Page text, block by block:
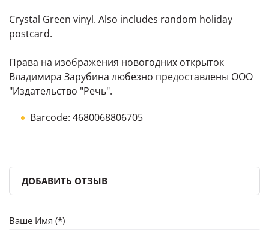
Crystal Green vinyl. Also includes random holiday
postcard.
Права на изображения новогодних открыток
Владимира Зарубина любезно предоставлены ООО
"Издательство "Речь".
Barcode: 4680068806705
ДОБАВИТЬ ОТЗЫВ
Ваше Имя (*)